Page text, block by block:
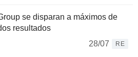
se disparan a máximos de
resultados
28/07
RE